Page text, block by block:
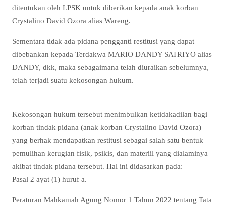
ditentukan oleh LPSK untuk diberikan kepada anak korban
Crystalino David Ozora alias Wareng.
Sementara tidak ada pidana pengganti restitusi yang dapat
dibebankan kepada Terdakwa MARIO DANDY SATRIYO alias
DANDY, dkk, maka sebagaimana telah diuraikan sebelumnya,
telah terjadi suatu kekosongan hukum.
Kekosongan hukum tersebut menimbulkan ketidakadilan bagi
korban tindak pidana (anak korban Crystalino David Ozora)
yang berhak mendapatkan restitusi sebagai salah satu bentuk
pemulihan kerugian fisik, psikis, dan materiil yang dialaminya
akibat tindak pidana tersebut. Hal ini didasarkan pada:
Pasal 2 ayat (1) huruf a.
Peraturan Mahkamah Agung Nomor 1 Tahun 2022 tentang Tata